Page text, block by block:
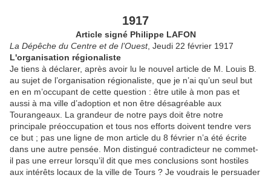
1917
Article signé Philippe LAFON
La Dépêche du Centre et de l’Ouest, Jeudi 22 février 1917
L'organisation régionaliste
Je tiens à déclarer, après avoir lu le nouvel article de M. Louis B.
au sujet de l’organisation régionaliste, que je n’ai qu’un seul but
en en m’occupant de cette question : être utile à mon pas et
aussi à ma ville d’adoption et non être désagréable aux
Tourangeaux. La grandeur de notre pays doit être notre
principale préoccupation et tous nos efforts doivent tendre vers
ce but ; pas une ligne de mon article du 8 février n’a été écrite
dans une autre pensée. Mon distingué contradicteur ne commet-
il pas une erreur lorsqu’il dit que mes conclusions sont hostiles
aux intérêts locaux de la ville de Tours ? Je voudrais le persuader